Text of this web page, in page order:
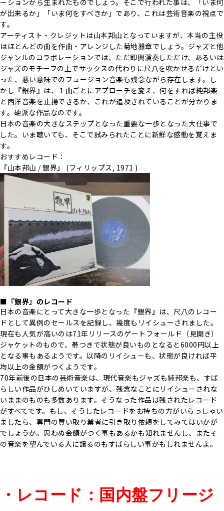
ーションから生まれたものでしょう。そこで行われた事は、「いま何
が出来るか」「いま何をすべきか」であり、これは芸術音楽の視点で
す。
アーティスト・クレジットは山本邦山となっていますが、本当の主役
はほとんどの曲を作曲・アレンジした菊地雅章でしょう。ジャズと他
ジャンルのコラボレーションでは、ただ即興演奏しただけ、あるいは
ジャズのモチーフの上でサックスの代わりに尺八を吹かせるだけとい
った、悪い意味でのフュージョン音楽も残念ながら存在します。し
かし『銀界』は、１曲ごとにアプローチを変え、何をすれば純邦楽
と西洋音楽を止揚できるか、これが追及されていることが分かりま
す。硬派な作品なのです。
日本の音楽の大きなステップとなった重要な一歩となった大仕事で
した。いま聴いても、そこで試みられたことに新鮮な感動を覚えま
す。
おすすめレコード：
『山本邦山 / 銀界』 (フィリップス, 1971 )
■『銀界』のレコード
日本の音楽にとって大きな一歩となった『銀界』は、尺八のレコー
ドとして異例のセールスを記録し、幾度もリイシューされました。
現在も人気が高いのは71年リリースのゲートフォールド（見開き）
ジャケットのもので、帯つきで状態が良いものとなると6000円以上
となる事もあるようです。以降のリイシューも、状態が良ければ平
均以上の金額がつくようです。
70年前後の日本の芸術音楽は、現代音楽もジャズも純邦楽も、すば
らしい作品がひしめいていますが、残念なことにリイシューされな
いままのものも多数あります。そうなった作品は残されたレコード
がすべてです。もし、そうしたレコードをお持ちの方がいらっしゃい
ましたら、専門の買い取り業者に引き取り依頼をしてみてはいかが
でしょうか。思わぬ金額がつく事もあるかも知れませんし、またそ
の音楽を望んでいる人に譲るのもすばらしい事かもしれませんよ。
・レコード：国内盤フリージ